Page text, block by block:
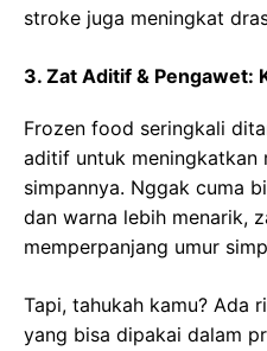
stroke juga meningkat
3. Zat Aditif & Pengawet:
Frozen food seringkali
aditif untuk meningkatkan
simpannya. Nggak cuma
dan warna lebih menarik,
memperpanjang umur
Tapi, tahukah kamu? Ada
yang bisa dipakai dalam